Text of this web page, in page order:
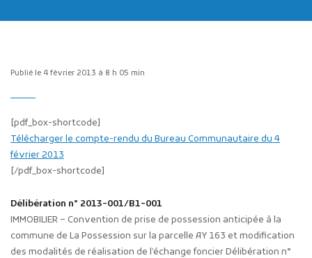
Publicité des actes
Marchés publics
Plans d'accès
Publié le 4 février 2013 à 8 h 05 min
[pdf_box-shortcode]
Télécharger le compte-rendu du Bureau Communautaire du 4
février 2013
[/pdf_box-shortcode]
Délibération n° 2013-001/B1-001
IMMOBILIER – Convention de prise de possession anticipée à la
commune de La Possession sur la parcelle AY 163 et modification
des modalités de réalisation de l’échange foncier Délibération n°